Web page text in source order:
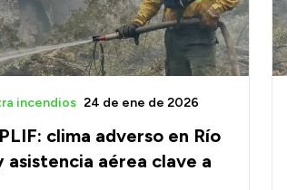
clima adverso en Río
asistencia aérea clave a
incendios 24 de ene de 2026